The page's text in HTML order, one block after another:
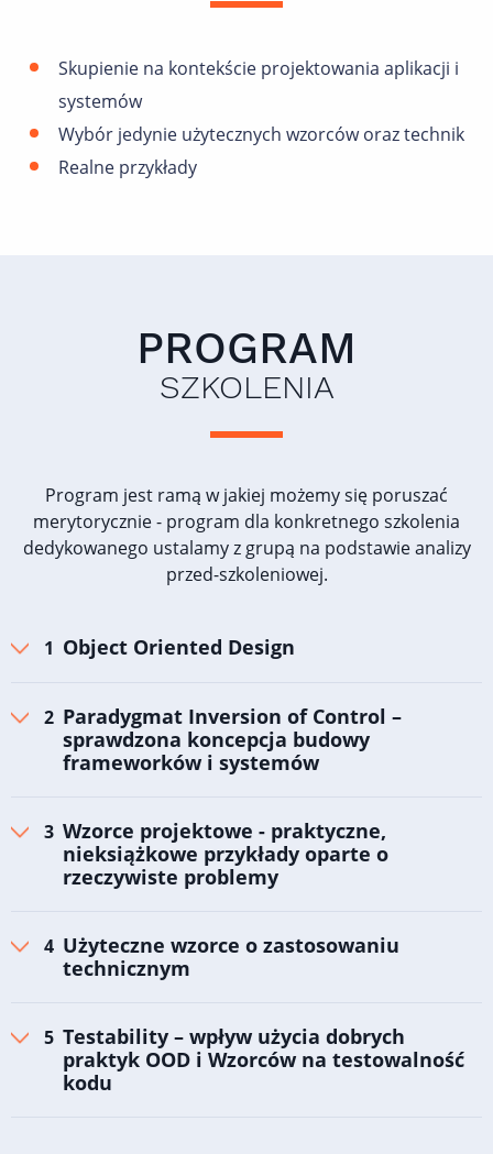
Skupienie na kontekście projektowania aplikacji i
systemów
Wybór jedynie użytecznych wzorców oraz technik
Realne przykłady
PROGRAM
SZKOLENIA
Program jest ramą w jakiej możemy się poruszać
merytorycznie - program dla konkretnego szkolenia
dedykowanego ustalamy z grupą na podstawie analizy
przed-szkoleniowej.
Object Oriented Design
Paradygmat Inversion of Control –
sprawdzona koncepcja budowy
frameworków i systemów
Wzorce projektowe - praktyczne,
nieksiążkowe przykłady oparte o
rzeczywiste problemy
Użyteczne wzorce o zastosowaniu
technicznym
Testability – wpływ użycia dobrych
praktyk OOD i Wzorców na testowalność
kodu